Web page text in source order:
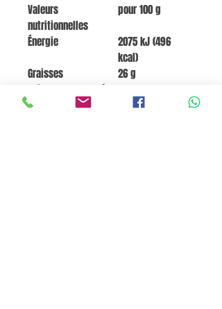
Valeurs
nutritionnelles
pour 100 g
Énergie
2075 kJ (496
kcal)
Graisses
26 g
Acides gras saturés
Glucides
59 g